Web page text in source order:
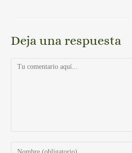
Deja una respuesta